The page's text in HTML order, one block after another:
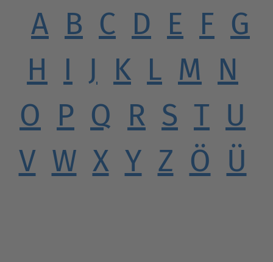
A B C D E F G
H I J K L M N
O P Q R S T U
V W X Y Z Ö Ü